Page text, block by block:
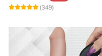
(349)